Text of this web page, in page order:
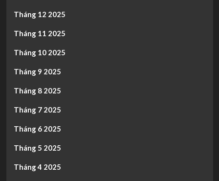
Tháng 12 2025
Tháng 11 2025
Tháng 10 2025
Tháng 9 2025
Tháng 8 2025
Tháng 7 2025
Tháng 6 2025
Tháng 5 2025
Tháng 4 2025